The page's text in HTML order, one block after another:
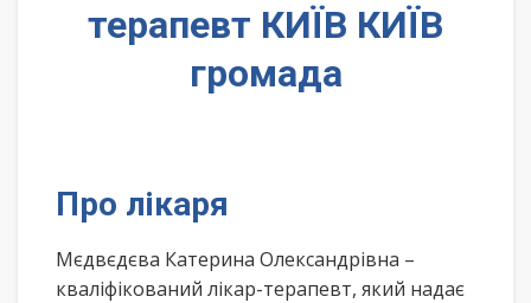
терапевт КИЇВ КИЇВ
громада
Про лікаря
Мєдвєдєва Катерина Олександрівна –
кваліфікований лікар-терапевт, який надає